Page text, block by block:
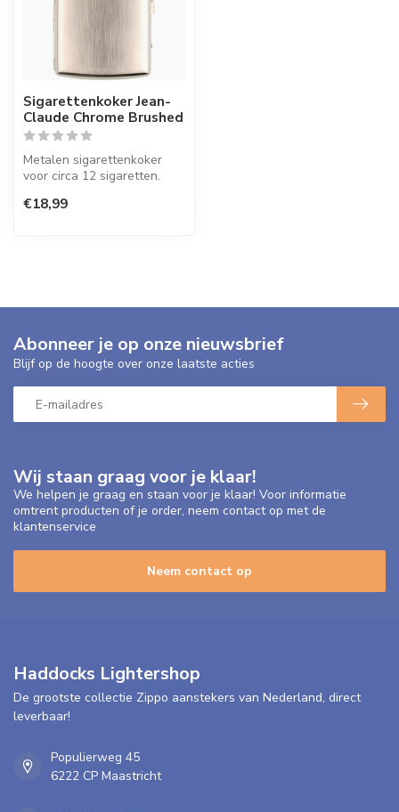
Sigarettenkoker Jean-
Claude Chrome Brushed
Metalen sigarettenkoker
voor circa 12 sigaretten.
€18,99
Wij staan graag voor je klaar!
We helpen je graag en staan voor je klaar! Voor informatie
omtrent producten of je order, neem contact op met de
klantenservice
Neem contact op
Abonneer je op onze nieuwsbrief
Blijf op de hoogte over onze laatste acties
Haddocks Lightershop
De grootste collectie Zippo aanstekers van Nederland, direct
leverbaar!
Populierweg 45
6222 CP Maastricht